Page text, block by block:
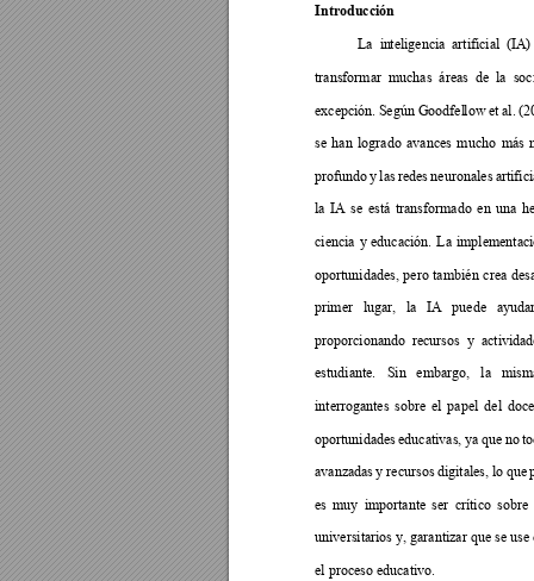
Introducción
La inteligencia artificial (IA)
transformar muchas áreas de la
excepción. Según Goodfellow et al .
se han logrado avances mucho más
profundo y las redes neuronales
la IA se está transformado en una
ciencia y educación. La i
oportunidades, pero también crea
primer lugar, la IA puede
proporcionando recursos y
estudiante. Sin embargo, la m
interrogantes sobre el papel del
oportunidades educativas, ya que no
avanzadas y recursos digitales, lo que
es muy importante ser crítico sobre
universitarios y, garantizar que se
el proceso educativo.